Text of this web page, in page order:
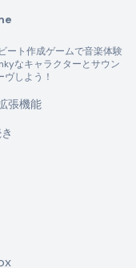
ト作成ゲームで音楽体験
なキャラクターとサウン
しよう！
張機能